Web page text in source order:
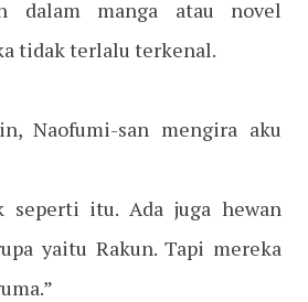
dalam manga atau novel
tidak terlalu terkenal.
Naofumi-san mengira aku
seperti itu. Ada juga hewan
yaitu Rakun. Tapi mereka